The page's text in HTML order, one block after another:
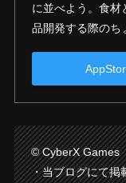
に並べよう。食材
品開発する際のち
© CyberX Games
・当ブログにて掲